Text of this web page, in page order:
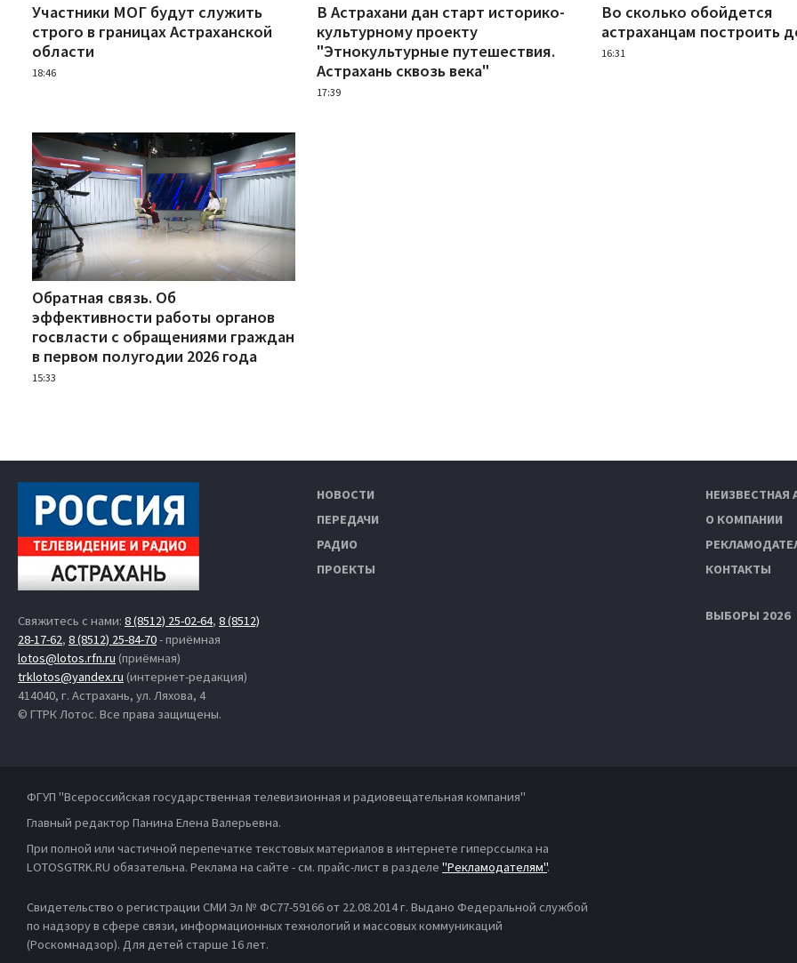
Участники МОГ будут служить
строго в границах Астраханской
области
18:46
В Астрахани дан старт историко-
культурному проекту
"Этнокультурные путешествия.
Астрахань сквозь века"
17:39
Во сколько обойдется
астраханцам построить
16:31
Обратная связь. Об
эффективности работы органов
госвласти с обращениями граждан
в первом полугодии 2026 года
15:33
Свяжитесь с нами: 8 (8512) 25-02-64, 8 (8512)
28-17-62, 8 (8512) 25-84-70- приёмная
lotos@lotos.rfn.ru (приёмная)
trklotos@yandex.ru (интернет-редакция)
414040, г. Астрахань, ул. Ляхова, 4
© ГТРК Лотос. Все права защищены.
НОВОСТИ
ПЕРЕДАЧИ
РАДИО
ПРОЕКТЫ
НЕИЗВЕСТНАЯ
О КОМПАНИИ
КОНТАКТЫ
ВЫБОРЫ 2026
ФГУП "Всероссийская государственная телевизионная и радиовещательная компания"
Главный редактор Панина Елена Валерьевна.
При полной или частичной перепечатке текстовых материалов в интернете гиперссылка на
LOTOSGTRK.RU обязательна. Реклама на сайте - см. прайс-лист в разделе "Рекламодателям".
Свидетельство о регистрации СМИ Эл № ФС77-59166 от 22.08.2014 г. Выдано Федеральной службой
по надзору в сфере связи, информационных технологий и массовых коммуникаций
(Роскомнадзор). Для детей старше 16 лет.